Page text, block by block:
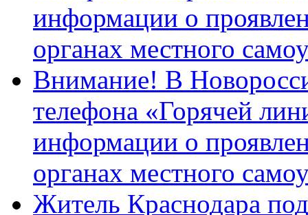
информации о
органах местного
Внимание! В
телефона «Горячей
информации о
органах местного
Житель Краснодара